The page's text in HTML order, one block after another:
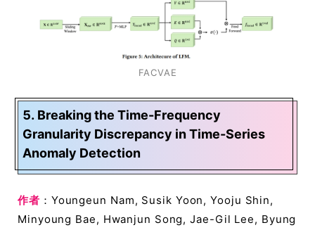
FACVAE
5. Breaking the Time-Frequency
Granularity Discrepancy in Time-Series
Anomaly Detection
作者 ：Youngeun Nam, Susik Yoon, Yooju Shin,
Minyoung Bae, Hwanjun Song, Jae-Gil Lee, Byung